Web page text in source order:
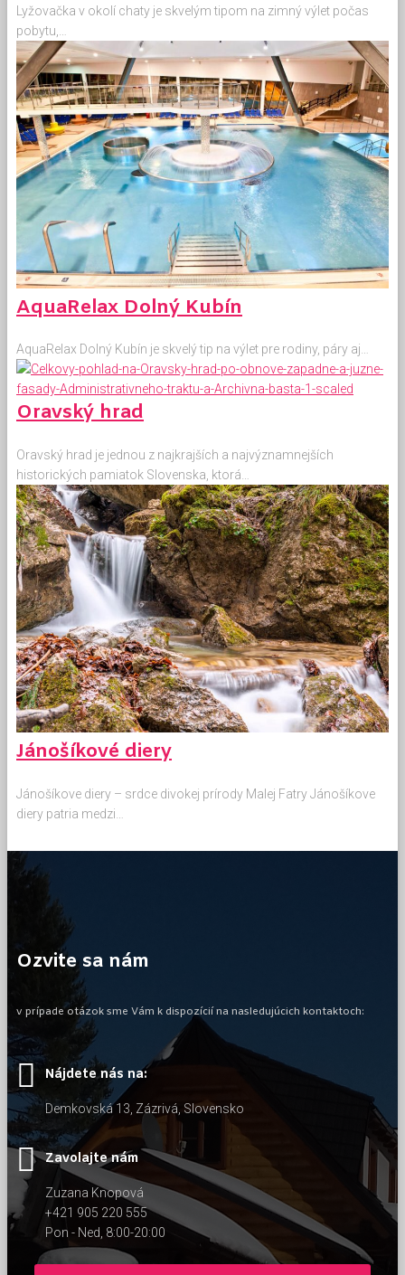
Lyžovačka v okolí chaty je skvelým tipom na zimný výlet počas
pobytu,…
AquaRelax Dolný Kubín
AquaRelax Dolný Kubín je skvelý tip na výlet pre rodiny, páry aj…
Oravský hrad
Oravský hrad je jednou z najkrajších a najvýznamnejších
historických pamiatok Slovenska, ktorá…
Jánošíkové diery
Jánošíkove diery – srdce divokej prírody Malej Fatry Jánošíkove
diery patria medzi…
Ozvite sa nám
v prípade otázok sme Vám k dispozícií na nasledujúcich kontaktoch:
Nájdete nás na:
Demkovská 13, Zázrivá, Slovensko
Zavolajte nám
Zuzana Knopová
+421 905 220 555
Pon - Ned, 8:00-20:00